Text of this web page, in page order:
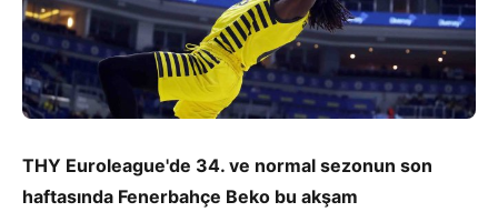
THY Euroleague'de 34. ve normal sezonun son
haftasında Fenerbahçe Beko bu akşam